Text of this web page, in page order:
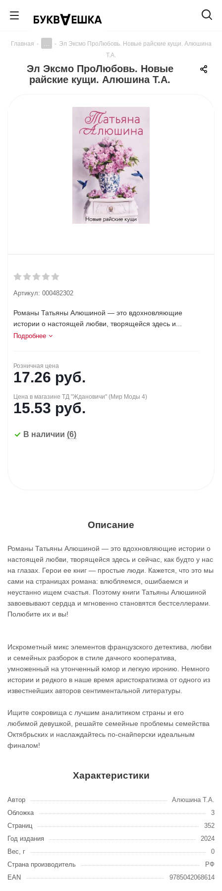
Главная - - Эл Эксмо ПроЛюбовь. Новые райские кущи. Алюшина
Т.А.
Эл Эксмо ПроЛюбовь. Новые
райские кущи. Алюшина Т.А.
Артикул: 000482302
Романы Татьяны Алюшиной — это вдохновляющие
истории о настоящей любви, творящейся здесь и...
Подробнее
Розничная цена
17.26 руб.
Цена в магазине ТД "Ждановичи" (Мир Моды 4)
15.53 руб.
В наличии (6)
Описание
Романы Татьяны Алюшиной — это вдохновляющие истории о
настоящей любви, творящейся здесь и сейчас, как будто у нас
на глазах. Герои ее книг — простые люди. Кажется, что это мы
сами на страницах романа: влюбляемся, ошибаемся и
неустанно ищем счастья. Поэтому книги Татьяны Алюшиной
завоевывают сердца и мгновенно становятся бестселлерами.
Полюбите их и вы!
Искрометный микс элементов французского детектива, любви
и семейных разборок в стиле дачного кооператива,
умноженный на утонченный юмор и легкую иронию. Немного
истории и редкого в наше время аристократизма от одного из
известнейших авторов сентиментальной литературы.
Ищите сокровища с лучшим аналитиком страны и его
любимой девушкой, решайте семейные проблемы семейства
Октябрьских и наслаждайтесь по-снайперски идеальным
финалом!
Характеристики
Автор
Алюшина Т.А.
Обложка
3
Страниц
352
Год издания
2024
Вес, г
0
Страна производитель
РФ
EAN
9785042068614